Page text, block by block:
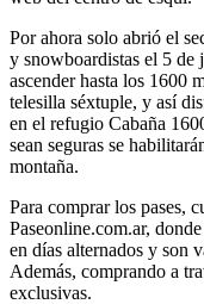
Por ahora solo abrió el
y snowboardistas el 5 de
ascender hasta los 1600
telesilla séxtuple, y así
en el refugio Cabaña
sean seguras se
montaña.
Para comprar los pases,
Paseonline.com.ar,
en días alternados y son
Además, comprando a
exclusivas.